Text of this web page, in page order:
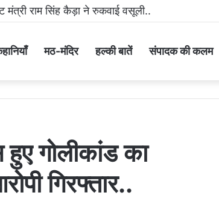
धमकी भरा वीडियो वायरल करने वाला आरोपी गिरफ्तार..
मठ-मंदिर हल्की बातें संपादक की कलम
हुए गोलीकांड का
गिरफ्तार..